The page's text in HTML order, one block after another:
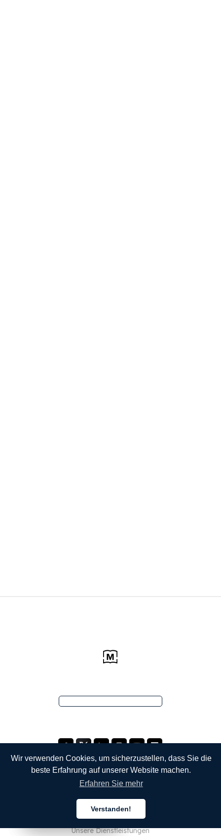
Wir verwenden Cookies, um sicherzustellen, dass Sie die
beste Erfahrung auf unserer Website machen.
Erfahren Sie mehr
Verstanden!
Über uns
Unsere Dienstleistungen
Deutsch
Deutsch
Deutsch